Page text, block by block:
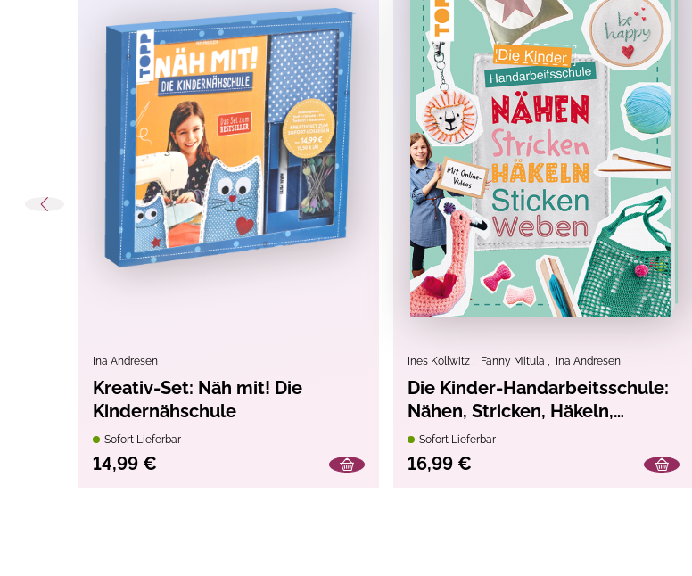
Einbandart: Hardcover, Hardcover 4/0
Erfolgsreihen: Kreativstart Kids
Erscheinungs-
Monat:
September 2024
Lesealter: ab 7 Jahren
Material: Garn
Techniken: Häkeln
Themen:
Achtung! Nicht für Kinder unter 36 Monaten geeignet. Lange Schnur.
Achtung! Nicht für Kinder unter 36 Monaten geeignet. Verschluckbare
Erstickungsgefahr.
Ina Andresen
Kreativ-Set: Näh mit! Die
Kindernähschule
Sofort Lieferbar
14,99 €
Ines Kollwitz Fanny Mitula Ina Andresen
Die Kinder-Handarbeitsschule:
Nähen, Stricken, Häkeln,
Sticken, Weben
Sofort Lieferbar
16,99 €